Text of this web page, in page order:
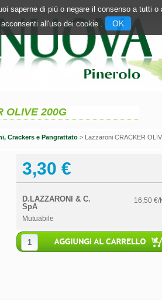
saperne di più o negare il consenso a tutti o
all'uso dei cookie .
OK
OLIVE 200G
Crackers e Pangrattato > Lazzaroni CRACKER
3,30 €
D.LAZZARONI & C.
SpA
16,50 €/
Mutuabile